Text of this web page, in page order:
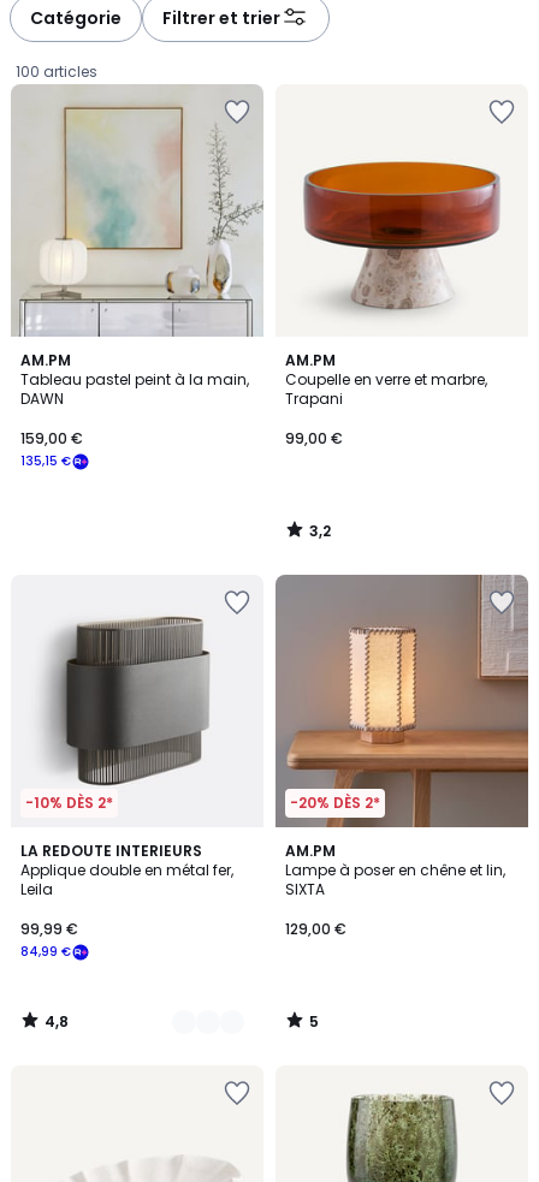
Catégorie Filtrer et trier
100 articles
AM.PM
Tableau pastel peint à la main,
DAWN
€
souscrivez
place
135,15 €
159,00 €
AM.PM
Coupelle en verre et marbre,
Trapani
99,00 €
3,2
/ 5
3,2
/
-10% DÈS 2*
LA REDOUTE INTERIEURS
Applique double en métal fer,
Leila
84,99 €
99,99 €
4,8
/ 5
2
Couleurs
4,8
/
-20% DÈS 2*
AM.PM
Lampe à poser en chêne et lin,
SIXTA
129,00 €
5
/
5
5
/